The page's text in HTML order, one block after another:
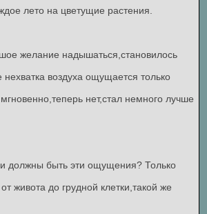
лето на цветущие растения.
желание надышаться,становилось
воздуха ощущается только
нет,стал немного лучше
должны быть эти ощущения? Только
живота до грудной клетки,такой же